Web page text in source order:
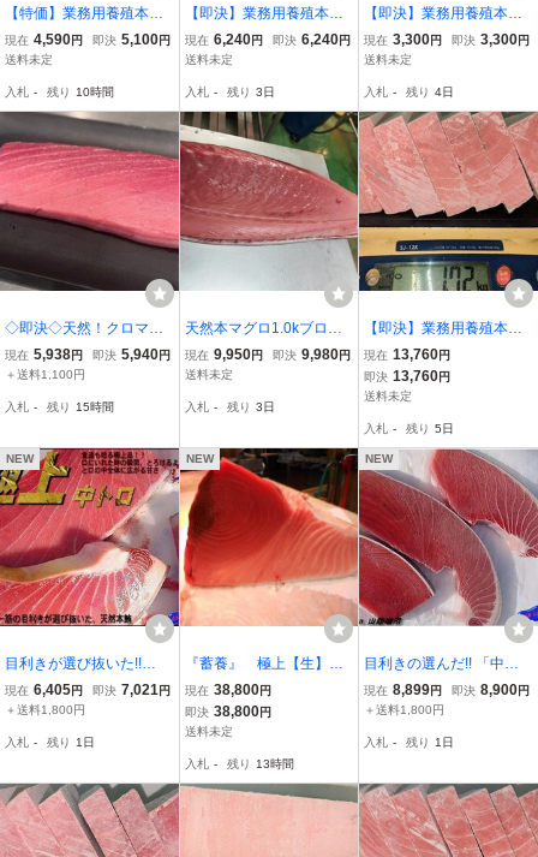
【特価】業務用養殖本鮪
（マルタ産）背下/中トロ
ブロック端材1020g★１
ット済み ）
現在 4,590円 即決 5,100円
送料未定
入札 - 残り 10時間
【即決】業務用養殖本鮪
（マルタ産）背下/中トロ
ブロック 1040g★１ブロ
済み）
現在 6,240円 即決 6,240円
送料未定
入札 - 残り 3日
【即決】業務用養殖本鮪
（クロアチア産）腹中/中
トロサク 300g★１サク入
現在 3,300円 即決 3,300円
送料未定
入札 - 残り 4日
◇即決◇天然！クロマグ
ロ！中トロ 4～５人前4
00グラム【絶品】
現在 5,938円 即決 5,940円
＋送料1,100円
入札 - 残り 15時間
天然本マグロ1.0kブロッ
ク(皮付き)9980円即決
現在 9,950円 即決 9,980円
送料未定
入札 - 残り 3日
【即決】業務用養殖本鮪
（マルタ産）背上/中トロ
ブロック 1720g★１ブロ
ック入り（サク取り済
現在 13,760円
即決 13,760円
送料未定
入札 - 残り 5日
NEW
目利きが選び抜いた!!
「中トロ 500g前後」 AS
K福袋訳業務用
現在 6,405円 即決 7,021円
＋送料1,800円
入札 - 残り 1日
NEW
『蓄養』 極上【生】
本マグロ 鮪まぐろの腹
中 2.5kg 、。。
現在 38,800円
即決 38,800円
送料未定
入札 - 残り 13時間
NEW
目利きの選んだ!! 「中ト
ロセット1kg」地中海産 A
SK福袋訳業務用
現在 8,899円 即決 8,900円
＋送料1,800円
入札 - 残り 1日